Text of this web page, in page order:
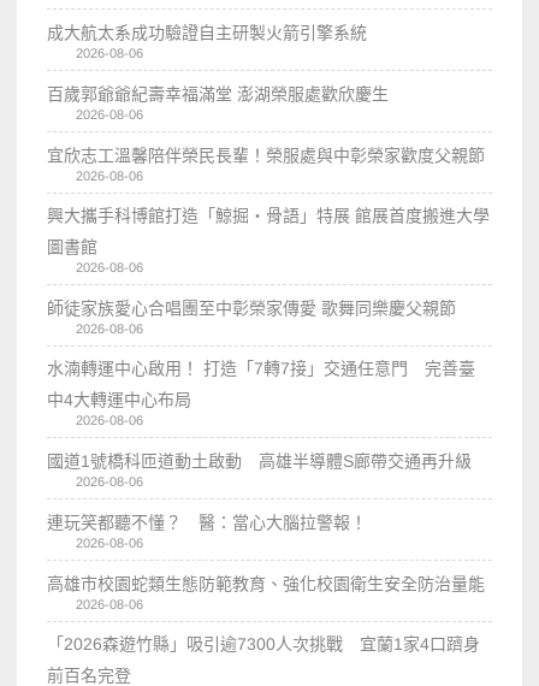
成大航太系成功驗證自主研製火箭引擎系統
2026-08-06
百歲郭爺爺紀壽幸福滿堂 澎湖榮服處歡欣慶生
2026-08-06
宜欣志工溫馨陪伴榮民長輩！榮服處與中彰榮家歡度父親節
2026-08-06
興大攜手科博館打造「鯨掘・骨語」特展 館展首度搬進大學
圖書館
2026-08-06
師徒家族愛心合唱團至中彰榮家傳愛 歌舞同樂慶父親節
2026-08-06
水湳轉運中心啟用！ 打造「7轉7接」交通任意門 完善臺
中4大轉運中心布局
2026-08-06
國道1號橋科匝道動土啟動 高雄半導體S廊帶交通再升級
2026-08-06
連玩笑都聽不懂？ 醫：當心大腦拉警報！
2026-08-06
高雄市校園蛇類生態防範教育、強化校園衛生安全防治量能
2026-08-06
「2026森遊竹縣」吸引逾7300人次挑戰 宜蘭1家4口躋身
前百名完登